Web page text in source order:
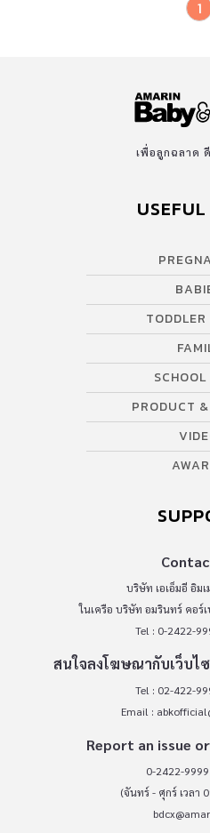
1
เพื่อลูกฉลาด
PRODUCT
บริษัท เอเอ็มอี อิม
ในเครือ บริษัท อมรินทร์ คอร์
Tel : 0-2422-
สนใจลงโฆษณากับเว็บไ
Tel : 02-422-
Email :
Report an issue
0-2422-
(จันทร์ - ศุกร์ เวลา